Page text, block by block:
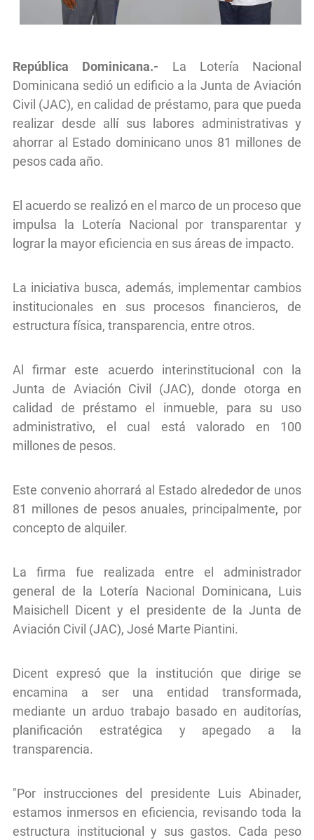
República Dominicana.- La Lotería Nacional
Dominicana sedió un edificio a la Junta de Aviación
Civil (JAC), en calidad de préstamo, para que pueda
realizar desde allí sus labores administrativas y
ahorrar al Estado dominicano unos 81 millones de
pesos cada año.
El acuerdo se realizó en el marco de un proceso que
impulsa la Lotería Nacional por transparentar y
lograr la mayor eficiencia en sus áreas de impacto.
La iniciativa busca, además, implementar cambios
institucionales en sus procesos financieros, de
estructura física, transparencia, entre otros.
Al firmar este acuerdo interinstitucional con la
Junta de Aviación Civil (JAC), donde otorga en
calidad de préstamo el inmueble, para su uso
administrativo, el cual está valorado en 100
millones de pesos.
Este convenio ahorrará al Estado alrededor de unos
81 millones de pesos anuales, principalmente, por
concepto de alquiler.
La firma fue realizada entre el administrador
general de la Lotería Nacional Dominicana, Luis
Maisichell Dicent y el presidente de la Junta de
Aviación Civil (JAC), José Marte Piantini.
Dicent expresó que la institución que dirige se
encamina a ser una entidad transformada,
mediante un arduo trabajo basado en auditorías,
planificación estratégica y apegado a la
transparencia.
"Por instrucciones del presidente Luis Abinader,
estamos inmersos en eficiencia, revisando toda la
estructura institucional y sus gastos. Cada peso